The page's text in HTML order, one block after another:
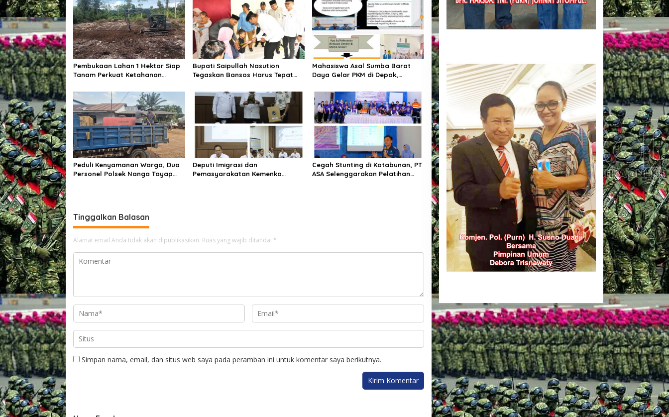
i
p
o
s
Pembukaan Lahan 1 Hektar Siap
Tanam Perkuat Ketahanan
Bupati Saipullah Nasution
Tegaskan Bansos Harus Tepat
Langsung Cek Data Desa
Mahasiswa Asal Sumba Barat
Daya Gelar PKM di Depok,
Kekerasan Berbasis Gender di
Media Sosial
Peduli Kenyamanan Warga, Dua
Personel Polsek Nanga Tayap
Deputi Imigrasi dan
Pemasyarakatan Kemenko
Cegah Stunting di Kotabunan, PT
ASA Selenggarakan Pelatihan
Tinggalkan Balasan
Alamat email Anda tidak akan dipublikasikan. Ruas yang wajib ditandai *
Simpan nama, email, dan situs web saya pada peramban ini untuk komentar saya berikutnya.